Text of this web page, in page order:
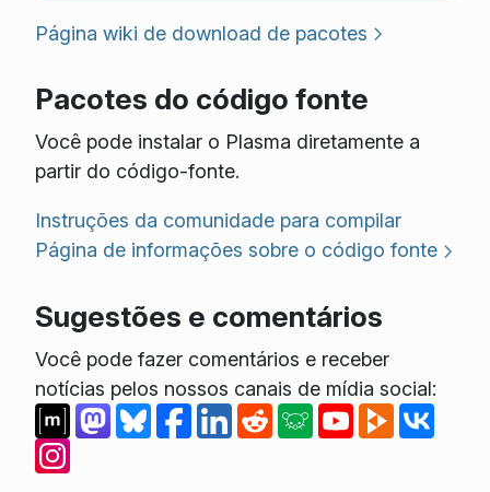
Página wiki de download de pacotes
Pacotes do código fonte
Você pode instalar o Plasma diretamente a
partir do código-fonte.
Instruções da comunidade para compilar
Página de informações sobre o código fonte
Sugestões e comentários
Você pode fazer comentários e receber
notícias pelos nossos canais de mídia social: